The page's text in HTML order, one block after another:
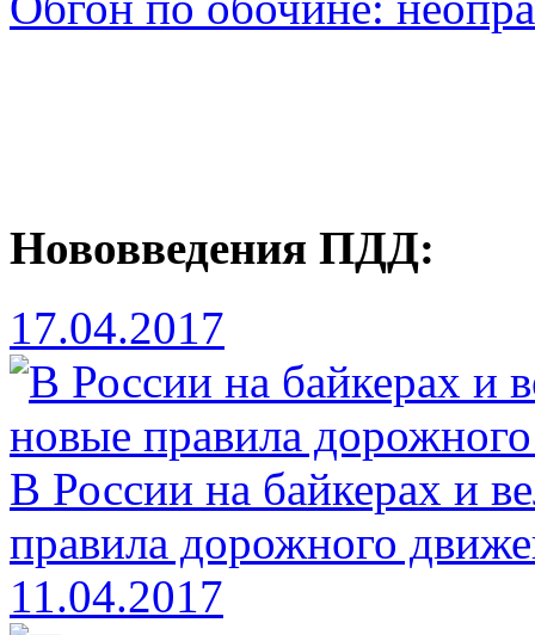
Нововведения ПДД:
17.04.2017
В России на байкерах и
правила дорожного
11.04.2017